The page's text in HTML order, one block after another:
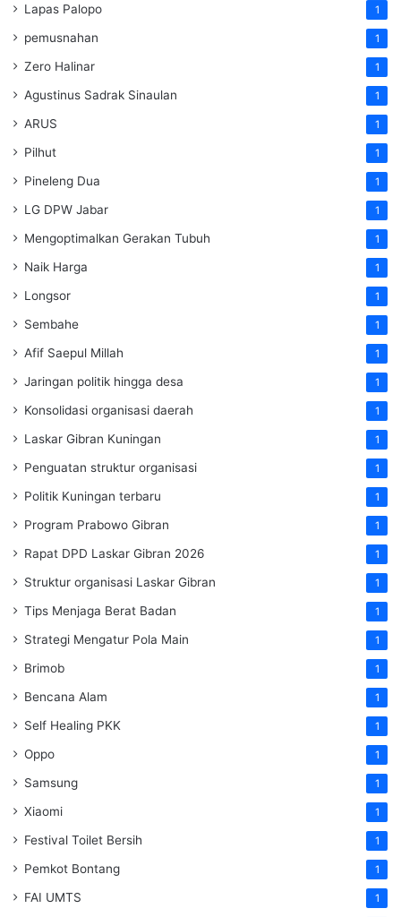
Lapas Palopo 1
pemusnahan 1
Zero Halinar 1
Agustinus Sadrak Sinaulan 1
ARUS 1
Pilhut 1
Pineleng Dua 1
LG DPW Jabar 1
Mengoptimalkan Gerakan Tubuh 1
Naik Harga 1
Longsor 1
Sembahe 1
Afif Saepul Millah 1
Jaringan politik hingga desa 1
Konsolidasi organisasi daerah 1
Laskar Gibran Kuningan 1
Penguatan struktur organisasi 1
Politik Kuningan terbaru 1
Program Prabowo Gibran 1
Rapat DPD Laskar Gibran 2026 1
Struktur organisasi Laskar Gibran 1
Tips Menjaga Berat Badan 1
Strategi Mengatur Pola Main 1
Brimob 1
Bencana Alam 1
Self Healing PKK 1
Oppo 1
Samsung 1
Xiaomi 1
Festival Toilet Bersih 1
Pemkot Bontang 1
FAI UMTS 1